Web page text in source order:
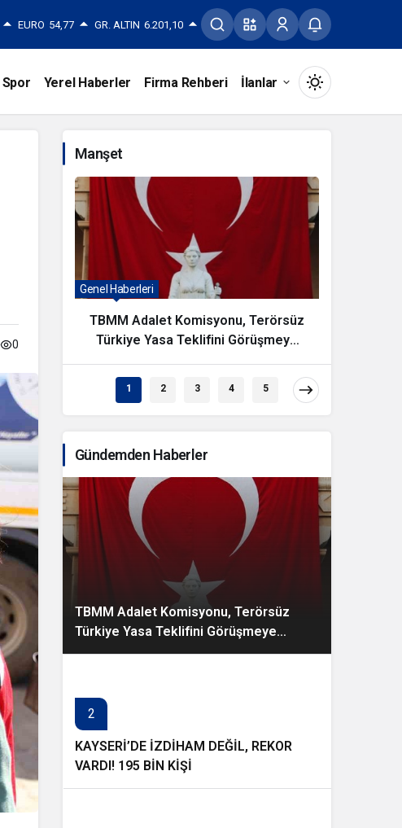
EURO 54,77 GR. ALTIN 6.201,10
Spor Yerel Haberler Firma Rehberi İlanlar
Mod
Gündüz Modu
Gündüz modunu seçin.
Gece Modu
Gece modunu seçin.
Sistem Modu
0
Manşet
Genel Haberleri
TBMM Adalet Komisyonu, Terörsüz
Türkiye Yasa Teklifini Görüşmeye
1 2 3 4 5
Gündemden Haberler
TBMM Adalet Komisyonu, Terörsüz
Türkiye Yasa Teklifini Görüşmeye
Başladı
2
KAYSERİ’DE İZDİHAM DEĞİL, REKOR
VARDI! 195 BİN KİŞİ